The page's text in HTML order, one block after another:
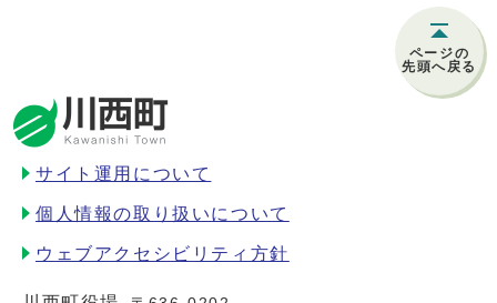
ページの
先頭へ戻る
サイト運用について
個人情報の取り扱いについて
ウェブアクセシビリティ方針